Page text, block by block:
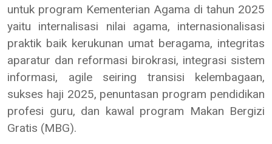
untuk program Kementerian Agama di tahun 2025
yaitu internalisasi nilai agama, internasionalisasi
praktik baik kerukunan umat beragama, integritas
aparatur dan reformasi birokrasi, integrasi sistem
informasi, agile seiring transisi kelembagaan,
sukses haji 2025, penuntasan program pendidikan
profesi guru, dan kawal program Makan Bergizi
Gratis (MBG).